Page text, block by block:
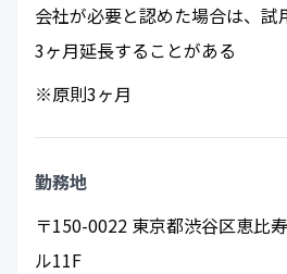
会社が必要と認めた場合は、試
3ヶ月延長することがある
※原則3ヶ月
勤務地
〒150-0022 東京都渋谷区恵比
ル11F